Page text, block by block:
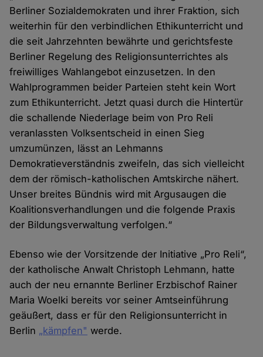
Berliner Sozialdemokraten und ihrer Fraktion, sich
weiterhin für den verbindlichen Ethikunterricht und
die seit Jahrzehnten bewährte und gerichtsfeste
Berliner Regelung des Religionsunterrichtes als
freiwilliges Wahlangebot einzusetzen. In den
Wahlprogrammen beider Parteien steht kein Wort
zum Ethikunterricht. Jetzt quasi durch die Hintertür
die schallende Niederlage beim von Pro Reli
veranlassten Volksentscheid in einen Sieg
umzumünzen, lässt an Lehmanns
Demokratieverständnis zweifeln, das sich vielleicht
dem der römisch-katholischen Amtskirche nähert.
Unser breites Bündnis wird mit Argusaugen die
Koalitionsverhandlungen und die folgende Praxis
der Bildungsverwaltung verfolgen.“
Ebenso wie der Vorsitzende der Initiative „Pro Reli“,
der katholische Anwalt Christoph Lehmann, hatte
auch der neu ernannte Berliner Erzbischof Rainer
Maria Woelki bereits vor seiner Amtseinführung
geäußert, dass er für den Religionsunterricht in
Berlin „kämpfen" werde.
und
Cookies